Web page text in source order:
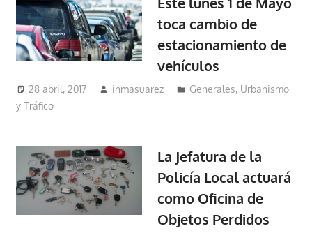
toca cambio de
estacionamiento de
vehículos
28 abril, 2017 inmasuarez Generales, Urbanismo
y Tráfico
La Jefatura de la
Policía Local actuará
como Oficina de
Objetos Perdidos